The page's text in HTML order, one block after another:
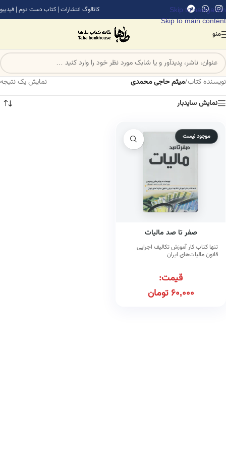
Skip to navigation
Skip to main content
کاتالوگ انتشارات | کتاب دست دوم | فیدیبو
منو
نویسنده کتاب/میثم حاجی محمدی
نمایش یک نتیجه
نمایش سایدبار
موجود نیست
صفر تا صد مالیات
تنها کتاب کار آموزش تکالیف اجرایی
قانون مالیات‌های ایران
قیمت:
60,000 تومان